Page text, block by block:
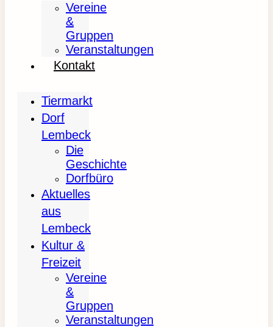
Vereine
&
Gruppen
Veranstaltungen
Kontakt
Tiermarkt
Dorf
Lembeck
Die
Geschichte
Dorfbüro
Aktuelles
aus
Lembeck
Kultur &
Freizeit
Vereine
&
Gruppen
Veranstaltungen